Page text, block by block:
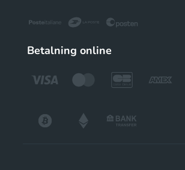
Betalning online